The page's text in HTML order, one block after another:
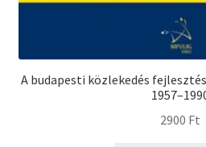
A budapesti közlekedés
2900 Ft